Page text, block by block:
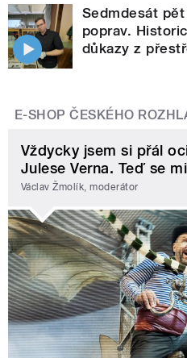
Sedmdesát
poprav.
důkazy z
E-SHOP ČESKÉHO
Vždycky jsem si přál
Julese Verna. Teď se
Václav Žmolík, moderátor